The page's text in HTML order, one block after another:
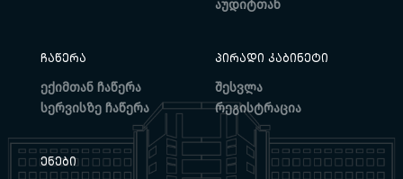
აუდიტთან
ᲩᲐᲬᲔᲠᲐ
ექიმთან ჩაწერა
სერვისზე ჩაწერა
ᲞᲘᲠᲐᲓᲘ ᲙᲐᲑᲘᲜᲔᲢᲘ
შესვლა
რეგისტრაცია
ᲔᲜᲔᲑᲘ